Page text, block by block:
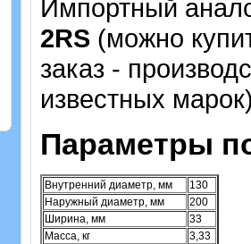
Импортный
2RS (можно
заказ -
известных
Параметры
Внутренний диаметр, мм
130
Наружный диаметр, мм
200
Ширина, мм
33
Масса, кг
3,33